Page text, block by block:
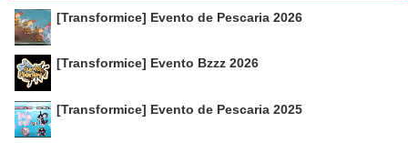
[Transformice] Evento de Pescaria 2026
[Transformice] Evento Bzzz 2026
[Transformice] Evento de Pescaria 2025